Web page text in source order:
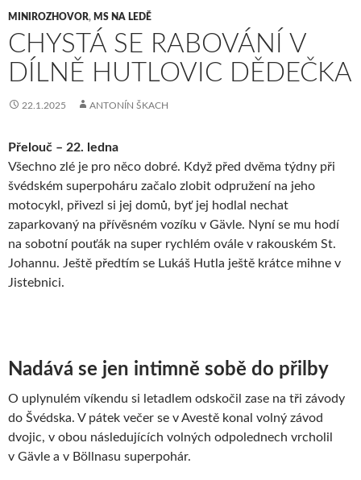
MINIROZHOVOR, MS NA LEDĚ
CHYSTÁ SE RABOVÁNÍ V
DÍLNĚ HUTLOVIC DĚDEČKA
22.1.2025 ANTONÍN ŠKACH
Přelouč – 22. ledna
Všechno zlé je pro něco dobré. Když před dvěma týdny při
švédském superpoháru začalo zlobit odpružení na jeho
motocykl, přivezl si jej domů, byť jej hodlal nechat
zaparkovaný na přívěsném vozíku v Gävle. Nyní se mu hodí
na sobotní pouťák na super rychlém ovále v rakouském St.
Johannu. Ještě předtím se Lukáš Hutla ještě krátce mihne v
Jistebnici.
Nadává se jen intimně sobě do přilby
O uplynulém víkendu si letadlem odskočil zase na tři závody
do Švédska. V pátek večer se v Avestě konal volný závod
dvojic, v obou následujících volných odpolednech vrcholil
v Gävle a v Böllnasu superpohár.